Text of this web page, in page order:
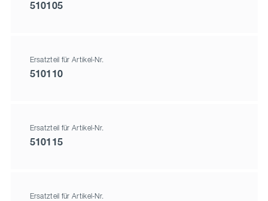
510105
Ersatzteil für Artikel-Nr.
510110
Ersatzteil für Artikel-Nr.
510115
Ersatzteil für Artikel-Nr.